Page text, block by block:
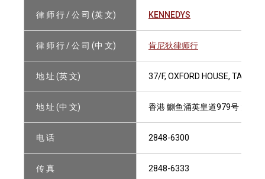
律 师 行 / 公 司 (英 文) KENNEDYS
律 师 行 / 公 司 (中 文) 肯尼狄律师行
地 址 (英 文) 37/F, OXFORD HOUSE, TAIKOO
地 址 (中 文) 香港 鰂鱼涌英皇道979号 太古
电 话 2848-6300
传 真 2848-6333